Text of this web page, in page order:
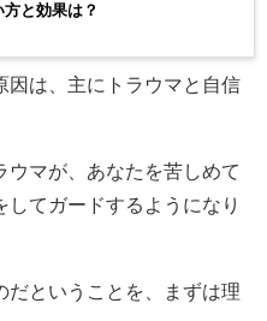
と効果は？
因は、主にトラウマと自信
マが、あなたを苦しめて
てガードするようになり
だということを、まずは理